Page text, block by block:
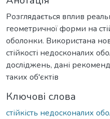
Розглядається вплив
геометричної форми на
оболонки. Використана
стійкості недосконалих
досліджень, дані
таких об'єктів
Ключові слова
стійкість недосконалих